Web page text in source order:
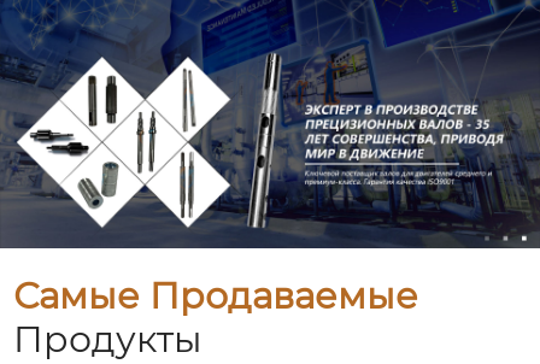
Самые Продаваемые
Продукты